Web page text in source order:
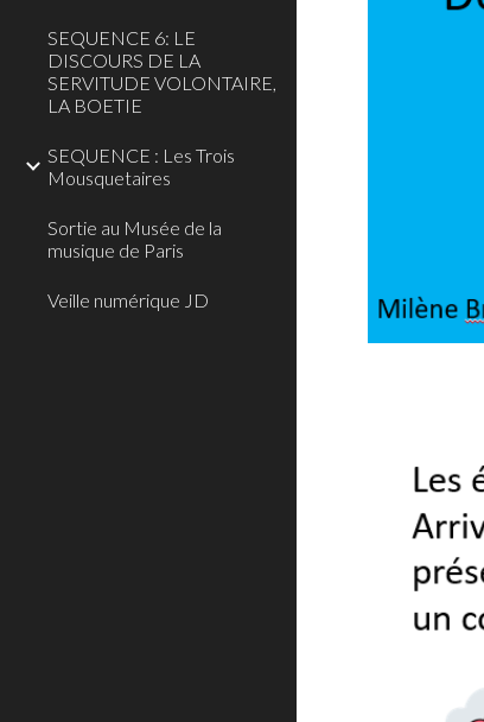
SEQUENCE 6: LE
DISCOURS DE LA
SERVITUDE VOLONTAIRE,
LA BOETIE
SEQUENCE : Les Trois
Mousquetaires
Sortie au Musée de la
musique de Paris
Veille numérique JD